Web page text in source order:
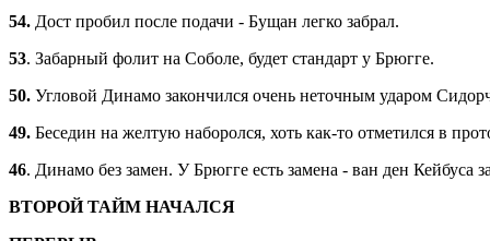
54. Дост пробил после подачи - Бущан легко забрал.
53. Забарный фолит на Соболе, будет стандарт у Брюгге.
50. Угловой Динамо закончился очень неточным ударом
49. Беседин на желтую наборолся, хоть как-то отметился в
46. Динамо без замен. У Брюгге есть замена - ван ден Кейбуса
ВТОРОЙ ТАЙМ НАЧАЛСЯ